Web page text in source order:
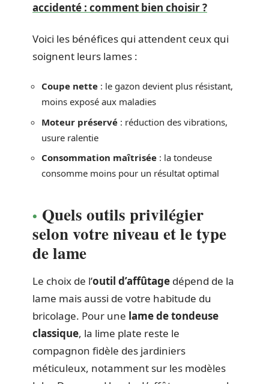
accidenté : comment bien choisir ?
Voici les bénéfices qui attendent ceux qui
soignent leurs lames :
Coupe nette : le gazon devient plus résistant,
moins exposé aux maladies
Moteur préservé : réduction des vibrations,
usure ralentie
Consommation maîtrisée : la tondeuse
consomme moins pour un résultat optimal
Quels outils privilégier
selon votre niveau et le type
de lame
Le choix de l’outil d’affûtage dépend de la
lame mais aussi de votre habitude du
bricolage. Pour une lame de tondeuse
classique, la lime plate reste le
compagnon fidèle des jardiniers
méticuleux, notamment sur les modèles